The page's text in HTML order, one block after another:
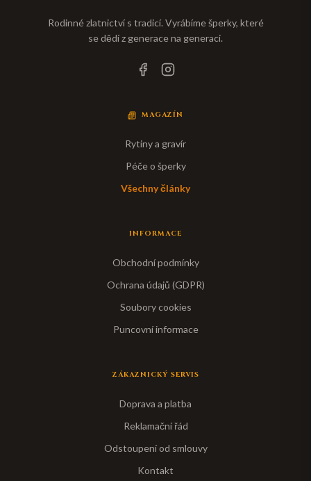
Rodinné zlatnictví s tradicí. Vyrábíme šperky, které
se dědí z generace na generaci.
MAGAZÍN
Rytiny a gravír
Péče o šperky
Všechny články
INFORMACE
Obchodní podmínky
Ochrana údajů (GDPR)
Soubory cookies
Puncovní informace
ZÁKAZNICKÝ SERVIS
Doprava a platba
Reklamační řád
Odstoupení od smlouvy
Kontakt